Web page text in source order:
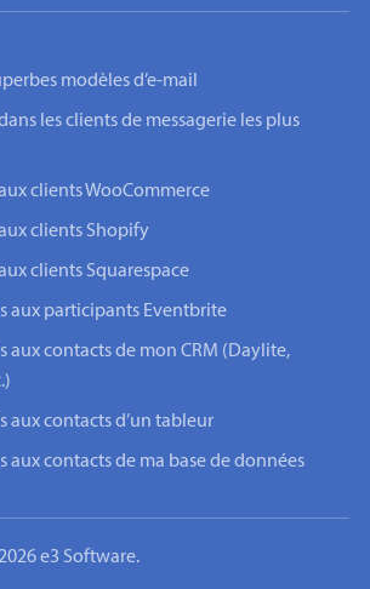
modèles d’e-mail
les clients de messagerie les plus
clients WooCommerce
clients Shopify
clients Squarespace
aux participants Eventbrite
aux contacts de mon CRM (Daylite,
aux contacts d’un tableur
aux contacts de ma base de données
e3 Software.